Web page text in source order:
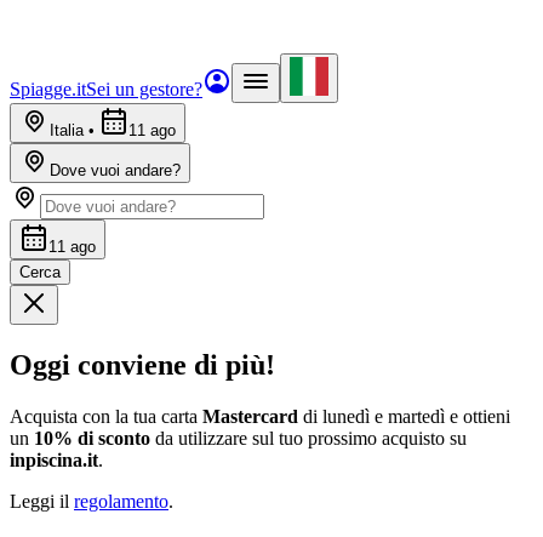
Spiagge.itSei un gestore?
Italia• 11 ago
Dove vuoi andare?
11 ago
Cerca
Oggi conviene di più!
Acquista con la tua carta Mastercard di lunedì e martedì e ottieni
un 10% di sconto da utilizzare sul tuo prossimo acquisto su
inpiscina.it.
Leggi il regolamento.